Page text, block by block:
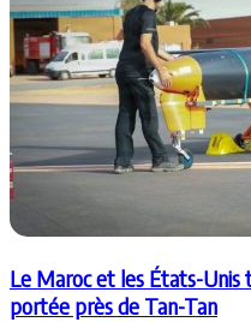
Le Maroc et les États-Unis
portée près de Tan-Tan